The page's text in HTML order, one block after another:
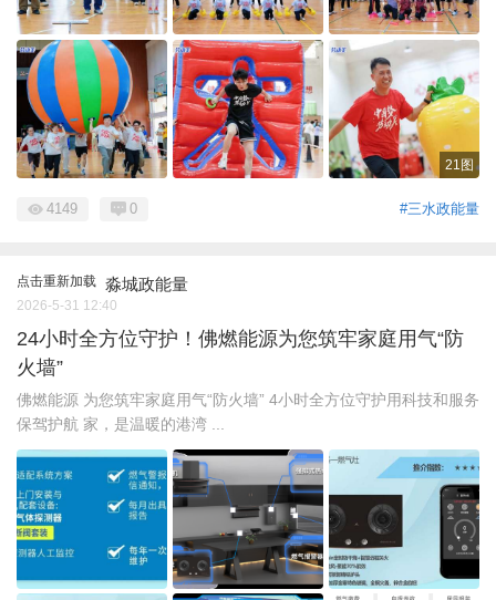
21图
#三水政能量
4149 0
点击重新加载 淼城政能量
2026-5-31 12:40
24小时全方位守护！佛燃能源为您筑牢家庭用气“防
火墙”
佛燃能源 为您筑牢家庭用气“防火墙” 4小时全方位守护用科技和服务
保驾护航 家，是温暖的港湾 ...